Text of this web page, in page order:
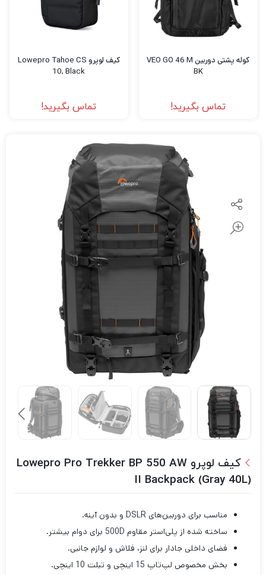
کوله پشتی دوربین VEO GO 46 M
BK
تماس بگیرید!
کیف لوپرو Lowepro Tahoe CS
10, Black
تماس بگیرید!
کیف لوپرو Lowepro Pro Trekker BP 550 AW
II Backpack (Gray 40L)
مناسب برای دوربین‌های DSLR و بدون آینه.
ساخته شده از پلی‌استر مقاوم 500D برای دوام بیشتر.
فضای داخلی جادار برای لنز، فلاش و لوازم جانبی.
بخش مخصوص لپ‌تاپ 15 اینچی و تبلت 10 اینچی.